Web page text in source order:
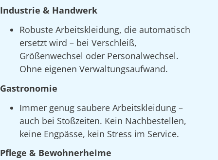
Industrie & Handwerk
Robuste Arbeitskleidung, die automatisch
ersetzt wird – bei Verschleiß,
Größenwechsel oder Personalwechsel.
Ohne eigenen Verwaltungsaufwand.
Gastronomie
Immer genug saubere Arbeitskleidung –
auch bei Stoßzeiten. Kein Nachbestellen,
keine Engpässe, kein Stress im Service.
Pflege & Bewohnerheime